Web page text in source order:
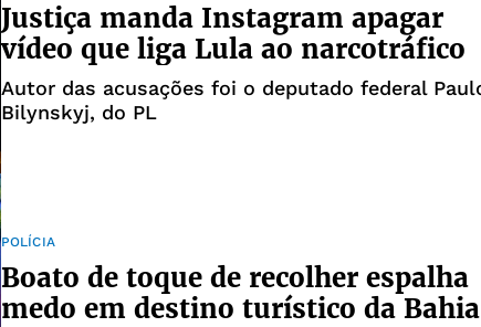
Justiça manda Instagram apagar
vídeo que liga Lula ao narcotráfico
Autor das acusações foi o deputado federal Paulo
Bilynskyj, do PL
POLÍCIA
Boato de toque de recolher espalha
medo em destino turístico da Bahia